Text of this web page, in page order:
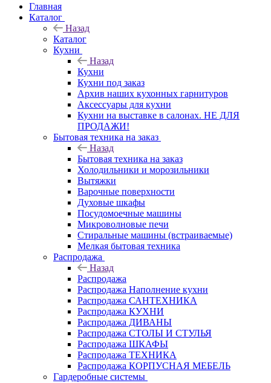
Главная
Каталог
Назад
Каталог
Кухни
Назад
Кухни
Кухни под заказ
Архив наших кухонных гарнитуров
Аксессуары для кухни
Кухни на выставке в салонах. НЕ ДЛЯ
ПРОДАЖИ!
Бытовая техника на заказ
Назад
Бытовая техника на заказ
Холодильники и морозильники
Вытяжки
Варочные поверхности
Духовые шкафы
Посудомоечные машины
Микроволновые печи
Стиральные машины (встраиваемые)
Мелкая бытовая техника
Распродажа
Назад
Распродажа
Распродажа Наполнение кухни
Распродажа САНТЕХНИКА
Распродажа КУХНИ
Распродажа ДИВАНЫ
Распродажа СТОЛЫ И СТУЛЬЯ
Распродажа ШКАФЫ
Распродажа ТЕХНИКА
Распродажа КОРПУСНАЯ МЕБЕЛЬ
Гардеробные системы